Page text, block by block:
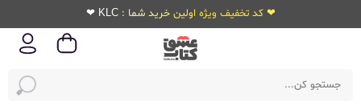
❤ کد تخفیف ویژه اولین خرید شما : KLC ❤